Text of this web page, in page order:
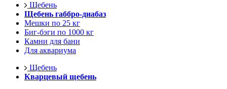
Щебень
Щебень габбро-диабаз
Мешки по 25 кг
Биг-бэги по 1000 кг
Камни для бани
Для аквариума
Щебень
Кварцевый щебень